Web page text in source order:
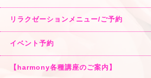
リラクゼーションメニュー/ご予約
イベント予約
【harmony各種講座のご案内】